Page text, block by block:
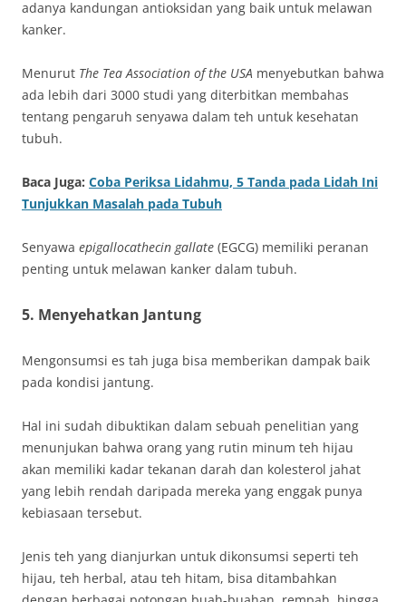
adanya kandungan antioksidan yang baik untuk melawan
kanker.
Menurut The Tea Association of the USA menyebutkan bahwa
ada lebih dari 3000 studi yang diterbitkan membahas
tentang pengaruh senyawa dalam teh untuk kesehatan
tubuh.
Baca Juga: Coba Periksa Lidahmu, 5 Tanda pada Lidah Ini
Tunjukkan Masalah pada Tubuh
Senyawa epigallocathecin gallate (EGCG) memiliki peranan
penting untuk melawan kanker dalam tubuh.
5. Menyehatkan Jantung
Mengonsumsi es tah juga bisa memberikan dampak baik
pada kondisi jantung.
Hal ini sudah dibuktikan dalam sebuah penelitian yang
menunjukan bahwa orang yang rutin minum teh hijau
akan memiliki kadar tekanan darah dan kolesterol jahat
yang lebih rendah daripada mereka yang enggak punya
kebiasaan tersebut.
Jenis teh yang dianjurkan untuk dikonsumsi seperti teh
hijau, teh herbal, atau teh hitam, bisa ditambahkan